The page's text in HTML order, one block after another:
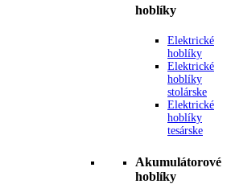
hoblíky
Elektrické
hoblíky
Elektrické
hoblíky
stolárske
Elektrické
hoblíky
tesárske
Akumulátorové
hoblíky